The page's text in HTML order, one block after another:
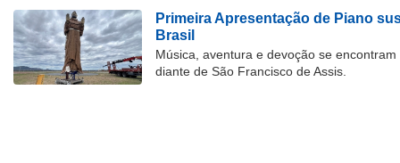
Primeira Apresentação de Piano
Brasil
Música, aventura e devoção se
diante de São Francisco de Assis.